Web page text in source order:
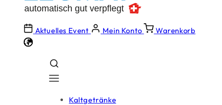
Aktuelles Event Mein Konto Warenkorb
Kaltgetränke